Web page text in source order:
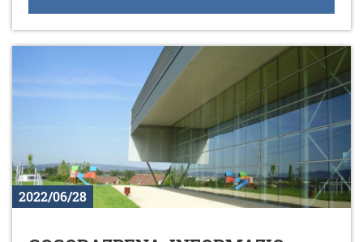
2022/06/28